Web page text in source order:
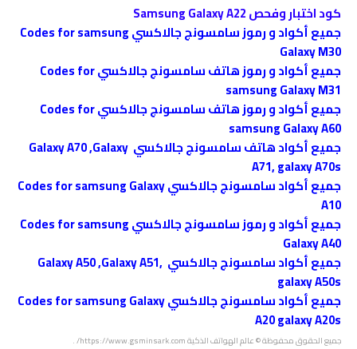
كود اختبار وفحص Samsung Galaxy A22
جميع أكواد و رموز سامسونج جالاكسي Codes for samsung
Galaxy M30
جميع أكواد و رموز هاتف سامسونج جالاكسي Codes for
samsung Galaxy M31
جميع أكواد و رموز هاتف سامسونج جالاكسي Codes for
samsung Galaxy A60
جميع أكواد هاتف سامسونج جالاكسي Galaxy A70 ,Galaxy
A71, galaxy A70s
جميع أكواد سامسونج جالاكسي Codes for samsung Galaxy
A10
جميع أكواد و رموز سامسونج جالاكسي Codes for samsung
Galaxy A40
جميع أكواد سامسونج جالاكسي Galaxy A50 ,Galaxy A51,
galaxy A50s
جميع أكواد سامسونج جالاكسي Codes for samsung Galaxy
A20 galaxy A20s
جميع الحقوق محفوظة© عالم الهواتف الذكيةhttps://www.gsminsark.com/
.